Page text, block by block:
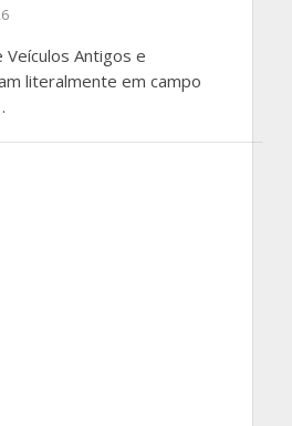
Veículos Antigos e
literalmente em campo